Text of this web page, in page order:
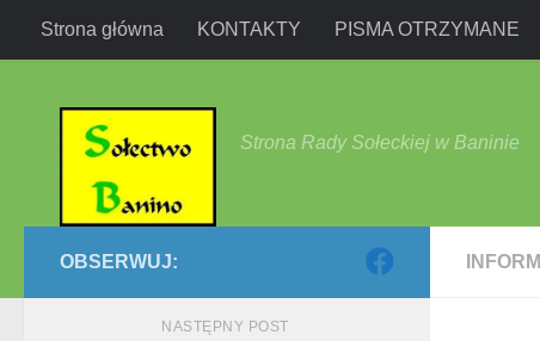
Przejdź do treści
Strona główna KONTAKTY PISMA OTRZYMANE
Strona Rady Sołeckiej w Baninie
OBSERWUJ:
NASTĘPNY POST